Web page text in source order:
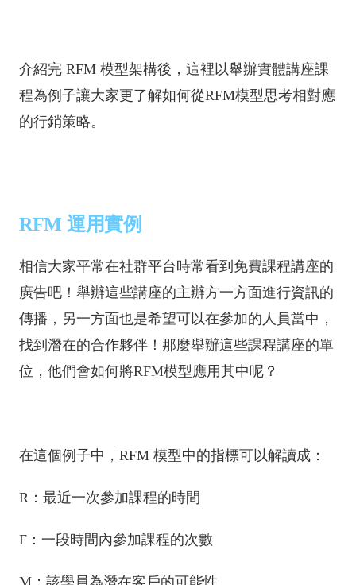
介紹完 RFM 模型架構後，這裡以舉辦實體講座課
程為例子讓大家更了解如何從RFM模型思考相對應
的行銷策略。
RFM 運用實例
相信大家平常在社群平台時常看到免費課程講座的
廣告吧！舉辦這些講座的主辦方一方面進行資訊的
傳播，另一方面也是希望可以在參加的人員當中，
找到潛在的合作夥伴！那麼舉辦這些課程講座的單
位，他們會如何將RFM模型應用其中呢？
在這個例子中，RFM 模型中的指標可以解讀成：
R：最近一次參加課程的時間
F：一段時間內參加課程的次數
M：該學員為潛在客戶的可能性